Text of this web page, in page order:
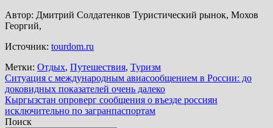
Автор: Дмитрий Солдатенков Туристический рынок, Мохов
Георгий,
Источник: tourdom.ru
Метки: Отдых, Путешествия, Туризм
Навигация
по
записям
Ситуация с международным авиасообщением в России: до
доковидных показателей очень далеко
Кыргызстан опроверг сообщения о въезде россиян
исключительно по загранпаспортам
Поиск